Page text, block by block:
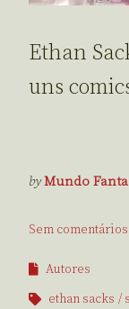
Ethan
uns
byMundo
Sem comentários
Autores
ethan sacks